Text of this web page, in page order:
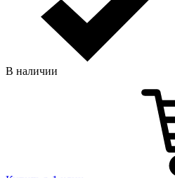
В наличии